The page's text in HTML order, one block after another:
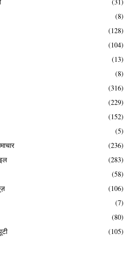
(8)
(128)
(104)
(13)
(8)
(316)
(229)
(152)
(5)
(236)
(283)
(58)
(106)
(7)
(80)
(105)